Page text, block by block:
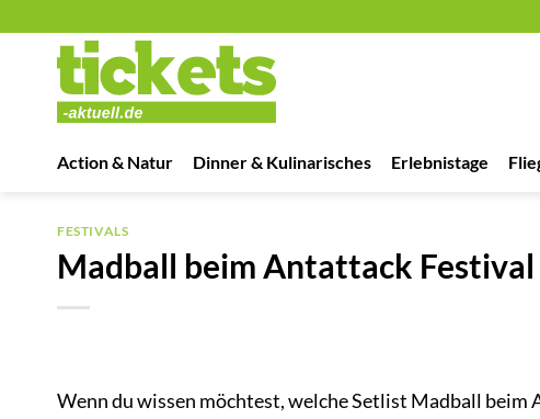
springen
Action & Natur Dinner & Kulinarisches Erlebnistage
FESTIVALS
Madball beim Antattack Festival
Wenn du wissen möchtest, welche Setlist Madball